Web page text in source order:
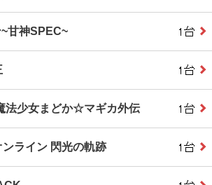
甘神SPEC~
法少女まどか☆マギカ外伝
ライン 閃光の軌跡